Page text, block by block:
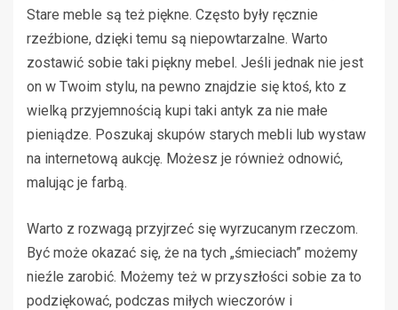
Stare meble są też piękne. Często były ręcznie
rzeźbione, dzięki temu są niepowtarzalne. Warto
zostawić sobie taki piękny mebel. Jeśli jednak nie jest
on w Twoim stylu, na pewno znajdzie się ktoś, kto z
wielką przyjemnością kupi taki antyk za nie małe
pieniądze. Poszukaj skupów starych mebli lub wystaw
na internetową aukcję. Możesz je również odnowić,
malując je farbą.
Warto z rozwagą przyjrzeć się wyrzucanym rzeczom.
Być może okazać się, że na tych „śmieciach” możemy
nieźle zarobić. Możemy też w przyszłości sobie za to
podziękować, podczas miłych wieczorów i